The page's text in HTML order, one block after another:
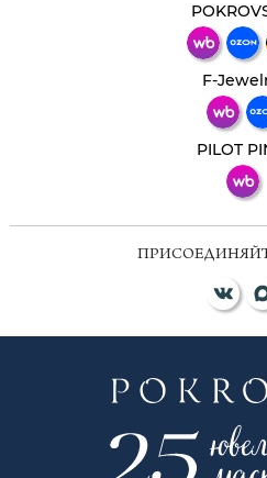
F-
PILOT